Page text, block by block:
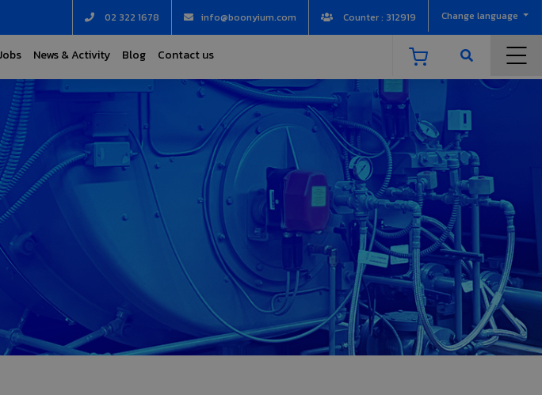
02 322 1678 info@boonyium.com Counter : 312919 Change language
News & Activity Blog Contact us